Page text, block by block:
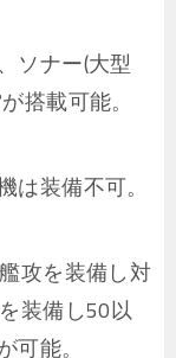
ソナー(大型
搭載可能。
装備不可。
攻を装備し対
装備し50以
能。